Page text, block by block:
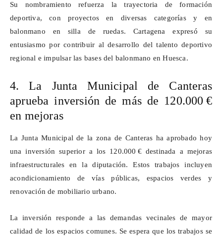
Su nombramiento refuerza la trayectoria de formación
deportiva, con proyectos en diversas categorías y en
balonmano en silla de ruedas. Cartagena expresó su
entusiasmo por contribuir al desarrollo del talento deportivo
regional e impulsar las bases del balonmano en Huesca.
4. La Junta Municipal de Canteras
aprueba inversión de más de 120.000 €
en mejoras
La Junta Municipal de la zona de Canteras ha aprobado hoy
una inversión superior a los 120.000 €destinada a mejoras
infraestructurales en la diputación. Estos trabajos incluyen
acondicionamiento de vías públicas, espacios verdes y
renovación de mobiliario urbano.
La inversión responde a las demandas vecinales de mayor
calidad de los espacios comunes. Se espera que los trabajos se